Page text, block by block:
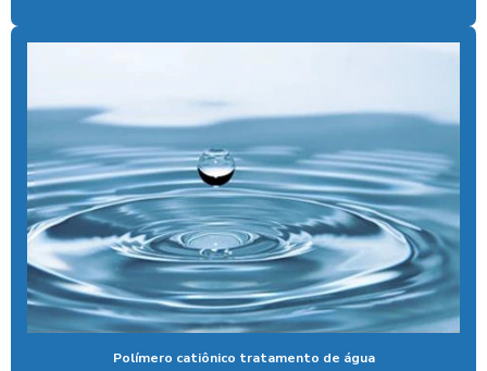
Chuveiro tarifador pix
Coagulante orgânico
Coagulante orgânico tanino
Contador de banhos
Controlador de banho
Controlador de banho digital
Controlador de banho com ficha
Polímero catiônico tratamento de água